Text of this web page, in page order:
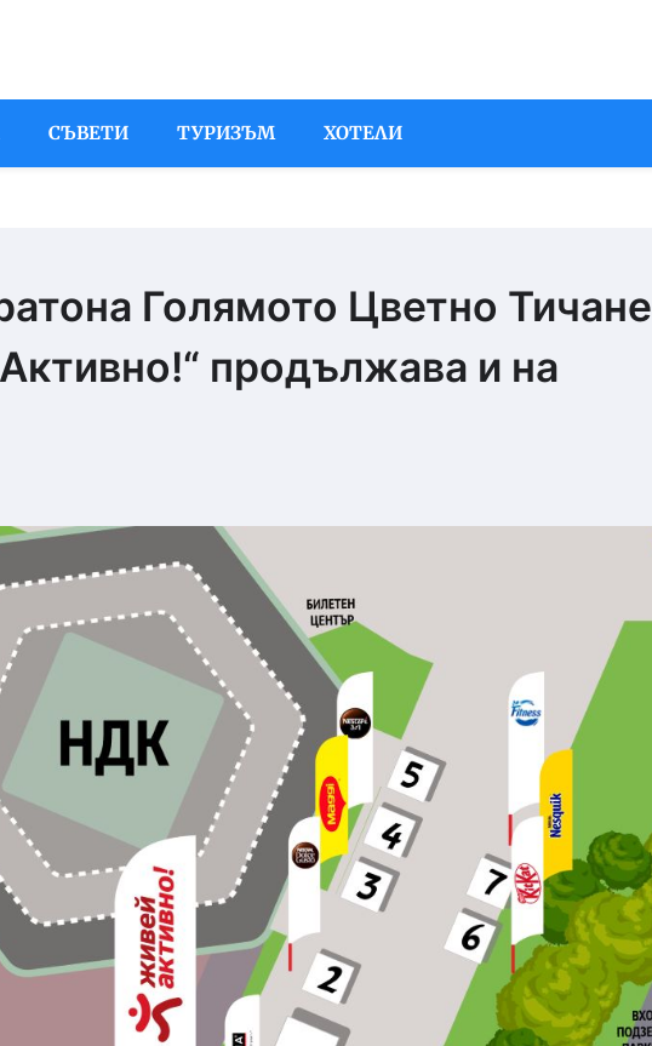
СЪВЕТИ ТУРИЗЪМ ХОТЕЛИ
Голямото Цветно Тичане
продължава и на